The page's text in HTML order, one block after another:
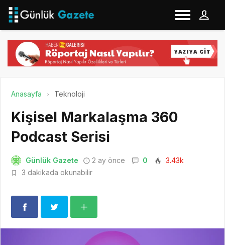
Anasayfa Teknoloji
Kişisel Markalaşma 360
Podcast Serisi
Günlük Gazete 2 ay önce 0
3.43k
3 dakikada okunabilir